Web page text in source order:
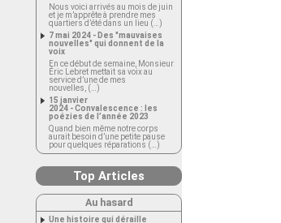
Nous voici arrivés au mois de juin
et je m’apprête à prendre mes
quartiers d’été dans un lieu (…)
7 mai 2024 - Des "mauvaises
nouvelles" qui donnent de la
voix
En ce début de semaine, Monsieur
Éric Lebret mettait sa voix au
service d’une de mes
nouvelles, (…)
15 janvier
2024 - Convalescence : les
poézies de l’année 2023
Quand bien même notre corps
aurait besoin d’une petite pause
pour quelques réparations (…)
Top Articles
Au hasard
Une histoire qui déraille